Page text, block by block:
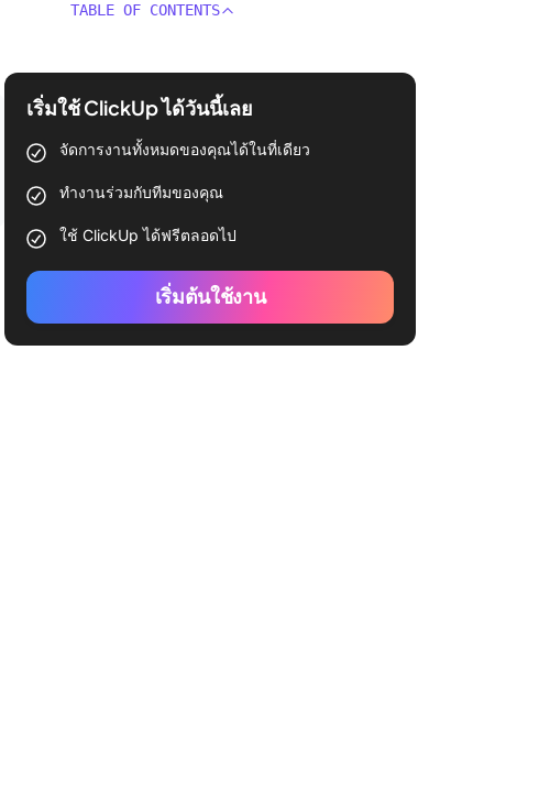
TABLE OF CONTENTS
เริ่มใช้ ClickUp ได้วันนี้เลย
จัดการงานทั้งหมดของคุณได้ในที่เดียว
ทำงานร่วมกับทีมของคุณ
ใช้ ClickUp ได้ฟรีตลอดไป
เริ่มต้นใช้งาน